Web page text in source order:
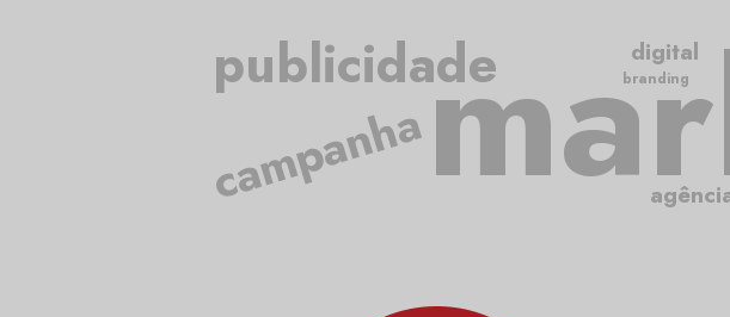
publicidade
campanha
digital
branding